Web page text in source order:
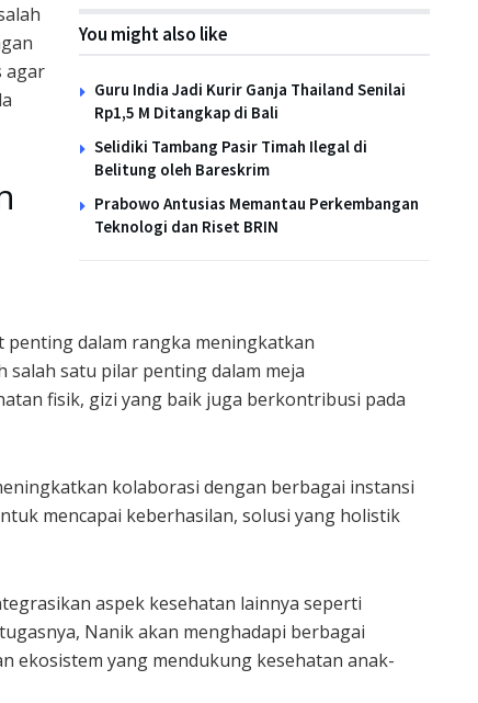
You might also like
Guru India Jadi Kurir Ganja Thailand Senilai
Rp1,5 M Ditangkap di Bali
Selidiki Tambang Pasir Timah Ilegal di
Belitung oleh Bareskrim
Prabowo Antusias Memantau Perkembangan
Teknologi dan Riset BRIN
agar
penting dalam rangka meningkatkan
salah satu pilar penting dalam meja
fisik, gizi yang baik juga berkontribusi pada
kolaborasi dengan berbagai instansi
mencapai keberhasilan, solusi yang holistik
aspek kesehatan lainnya seperti
Nanik akan menghadapi berbagai
ekosistem yang mendukung kesehatan anak-